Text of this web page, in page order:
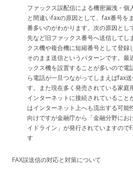
ファックス誤配信による機密漏洩・個
と間違いfaxの原因として、fax番号を
番多いのがわかります。次の原因とし
先など旧ファックス番号へ送信してし
クス機や複合機に短縮番号として登録
そのまま送信というパターンです。最
ックス機を設置することが多いので電
ら電話が一旦つながってしまえばfax
す。また現在多く発売されている家庭
インターネットに接続されていること
はインターネット上へも流出する可能
向けですが金融庁から「金融分野にお
イドライン」が発行されていますので
す
FAX誤送信の対応と対策について